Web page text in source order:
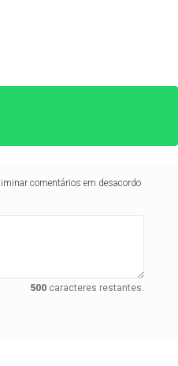
comentários em desacordo
500caracteres restantes.